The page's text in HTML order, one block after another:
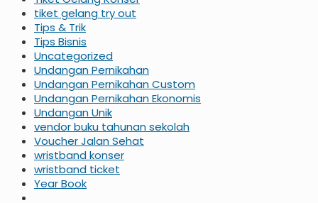
tiket gelang try out
Tips & Trik
Tips Bisnis
Uncategorized
Undangan Pernikahan
Undangan Pernikahan Custom
Undangan Pernikahan Ekonomis
Undangan Unik
vendor buku tahunan sekolah
Voucher Jalan Sehat
wristband konser
wristband ticket
Year Book